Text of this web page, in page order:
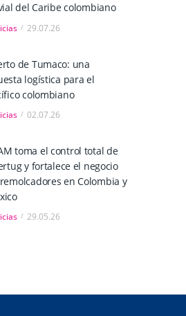
del Caribe colombiano
29.07.26
de Tumaco: una
logística para el
colombiano
02.07.26
toma el control total de
y fortalece el negocio
en Colombia y
29.05.26